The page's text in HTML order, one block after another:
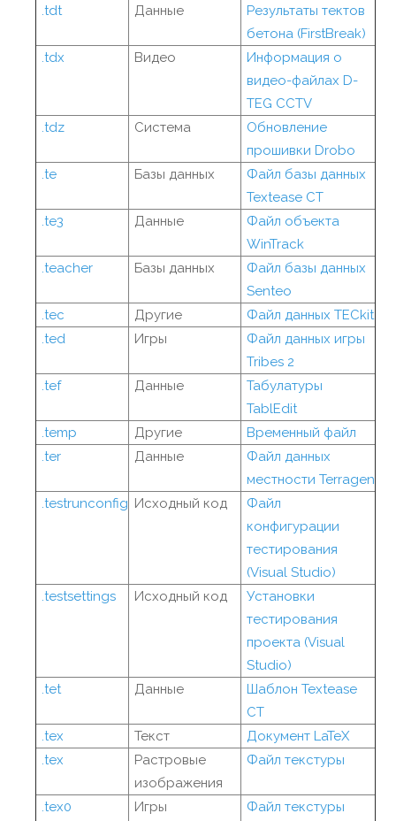
.tdt Данные
Результаты тектов
бетона (FirstBreak)
.tdx
Видео
Информация о
видео-файлах D-
TEG CCTV
.tdz
Система
Обновление
прошивки Drobo
.te
Базы данных
Файл базы данных
Textease CT
.te3
Данные
Файл объекта
WinTrack
.teacher
Базы данных
Файл базы данных
Senteo
.tec
Другие
Файл данных TECkit
.ted
Игры
Файл данных игры
Tribes 2
.tef
Данные
Табулатуры
TablEdit
.temp
Другие
Временный файл
.ter
Данные
Файл данных
местности Terragen
.testrunconfig Исходный код
Файл
конфигурации
тестирования
(Visual Studio)
.testsettings
Исходный код
Установки
тестирования
проекта (Visual
Studio)
.tet
Данные
Шаблон Textease
CT
.tex
Текст
Документ LaTeX
.tex
Растровые
изображения
Файл текстуры
.tex0 Игры
Файл текстуры